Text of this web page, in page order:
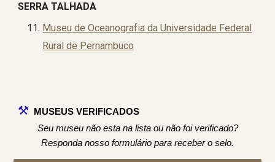
SERRA TALHADA
Museu de Oceanografia da Universidade Federal
Rural de Pernambuco
⚒️
MUSEUS VERIFICADOS
Seu museu não esta na lista ou não foi verificado?
Responda nosso formulário para receber o selo.